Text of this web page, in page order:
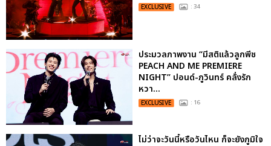
EXCLUSIVE : 34
ประมวลภาพงาน “มีสติแล้วลูกพีช
PEACH AND ME PREMIERE
NIGHT” ปอนด์-ภูวินทร์ คลั่งรัก
หวา...
EXCLUSIVE : 16
ไม่ว่าจะวันนี้หรือวันไหน ก็จะยังภูมิใจ